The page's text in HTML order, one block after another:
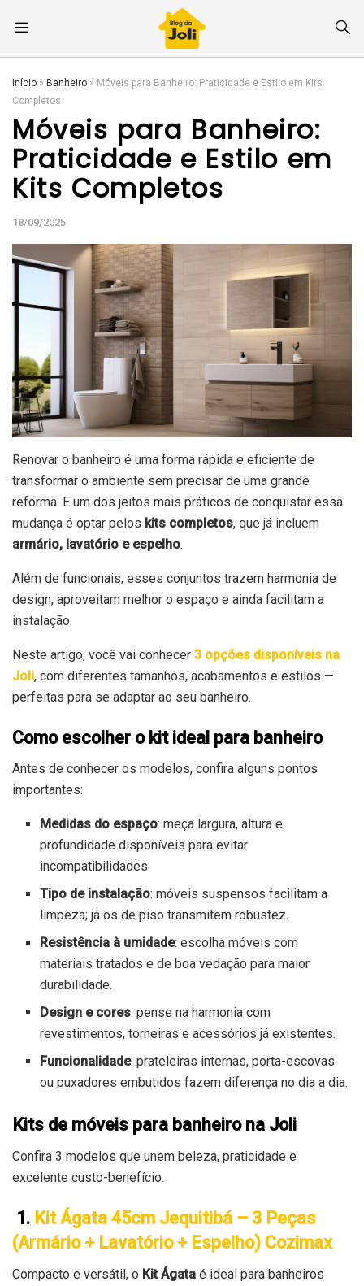
Início » Banheiro » Móveis para Banheiro: Praticidade e Estilo em Kits
Completos
Móveis para Banheiro:
Praticidade e Estilo em
Kits Completos
18/09/2025
Renovar o banheiro é uma forma rápida e eficiente de
transformar o ambiente sem precisar de uma grande
reforma. E um dos jeitos mais práticos de conquistar essa
mudança é optar pelos kits completos, que já incluem
armário, lavatório e espelho.
Além de funcionais, esses conjuntos trazem harmonia de
design, aproveitam melhor o espaço e ainda facilitam a
instalação.
Neste artigo, você vai conhecer 3 opções disponíveis na
Joli, com diferentes tamanhos, acabamentos e estilos —
perfeitas para se adaptar ao seu banheiro.
Como escolher o kit ideal para banheiro
Antes de conhecer os modelos, confira alguns pontos
importantes:
Medidas do espaço: meça largura, altura e
profundidade disponíveis para evitar
incompatibilidades.
Tipo de instalação: móveis suspensos facilitam a
limpeza; já os de piso transmitem robustez.
Resistência à umidade: escolha móveis com
materiais tratados e de boa vedação para maior
durabilidade.
Design e cores: pense na harmonia com
revestimentos, torneiras e acessórios já existentes.
Funcionalidade: prateleiras internas, porta-escovas
ou puxadores embutidos fazem diferença no dia a dia.
Kits de móveis para banheiro na Joli
Confira 3 modelos que unem beleza, praticidade e
excelente custo-benefício.
1. Kit Ágata 45cm Jequitibá – 3 Peças
(Armário + Lavatório + Espelho) Cozimax
Compacto e versátil, o Kit Ágata é ideal para banheiros